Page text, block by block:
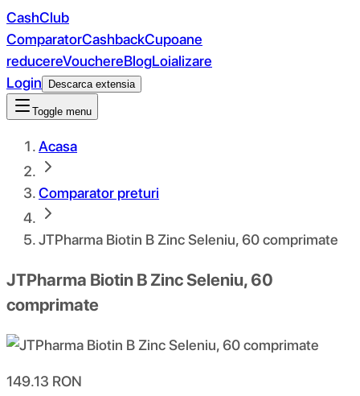
CashClub
ComparatorCashbackCupoane
reducereVouchereBlogLoializare
Login
Descarca extensia
Toggle menu
Acasa
Comparator preturi
JTPharma Biotin B Zinc Seleniu, 60 comprimate
JTPharma Biotin B Zinc Seleniu, 60
comprimate
149.13 RON